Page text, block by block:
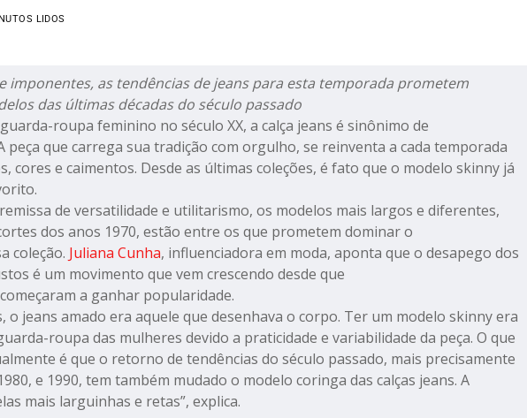
LIDOS
imponentes, as tendências de jeans para esta temporada prometem
das últimas décadas do século passado
roupa feminino no século XX, a calça jeans é sinônimo de
peça que carrega sua tradição com orgulho, se reinventa a cada temporada
cores e caimentos. Desde as últimas coleções, é fato que o modelo skinny já
de versatilidade e utilitarismo, os modelos mais largos e diferentes,
dos anos 1970, estão entre os que prometem dominar o
coleção. Juliana Cunha, influenciadora em moda, aponta que o desapego dos
é um movimento que vem crescendo desde que
a ganhar popularidade.
o jeans amado era aquele que desenhava o corpo. Ter um modelo skinny era
roupa das mulheres devido a praticidade e variabilidade da peça. O que
é que o retorno de tendências do século passado, mais precisamente
e 1990, tem também mudado o modelo coringa das calças jeans. A
mais larguinhas e retas”, explica.